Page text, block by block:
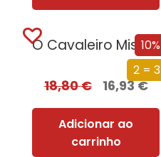
10%
2 = 3
O Cavaleiro Misterioso
18,80€ 16,93€
Adicionar ao
carrinho